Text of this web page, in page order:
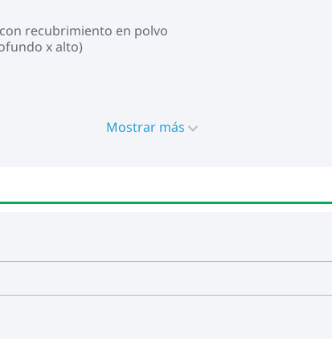
recubrimiento en polvo
x alto)
Mostrar más